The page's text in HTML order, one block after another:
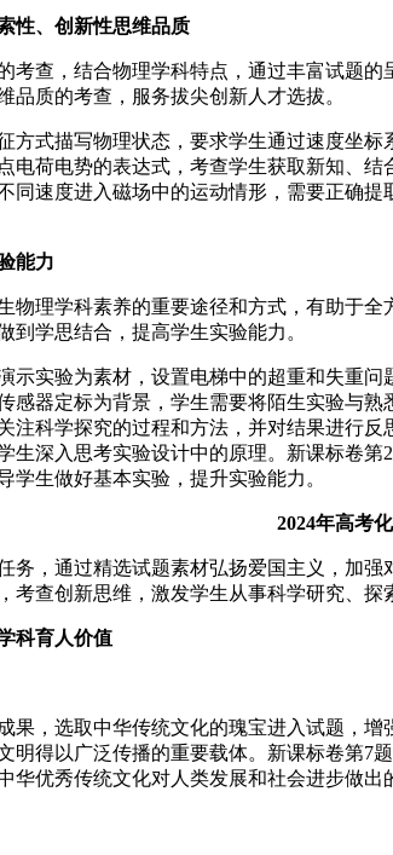
性、创新性思维品质
查，结合物理学科特点，通过丰富试题的
质的考查，服务拔尖创新人才选拔。
式描写物理状态，要求学生通过速度坐标
电荷电势的表达式，考查学生获取新知、
同速度进入磁场中的运动情形，需要正确
能力
学科素养的重要途径和方式，有助于全
学思结合，提高学生实验能力。
实验为素材，设置电梯中的超重和失重问
感器定标为背景，学生需要将陌生实验与
注科学探究的过程和方法，并对结果进行
生深入思考实验设计中的原理。新课标卷
生做好基本实验，提升实验能力。
2024年高考
，通过精选试题素材弘扬爱国主义，加强
查创新思维，激发学生从事科学研究、探
科育人价值
，选取中华传统文化的瑰宝进入试题，增
明得以广泛传播的重要载体。新课标卷第
优秀传统文化对人类发展和社会进步做出